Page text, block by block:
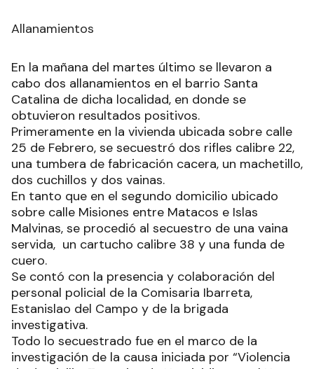
Allanamientos
En la mañana del martes último se llevaron a
cabo dos allanamientos en el barrio Santa
Catalina de dicha localidad, en donde se
obtuvieron resultados positivos.
Primeramente en la vivienda ubicada sobre calle
25 de Febrero, se secuestró dos rifles calibre 22,
una tumbera de fabricación cacera, un machetillo,
dos cuchillos y dos vainas.
En tanto que en el segundo domicilio ubicado
sobre calle Misiones entre Matacos e Islas
Malvinas, se procedió al secuestro de una vaina
servida, un cartucho calibre 38 y una funda de
cuero.
Se contó con la presencia y colaboración del
personal policial de la Comisaria Ibarreta,
Estanislao del Campo y de la brigada
investigativa.
Todo lo secuestrado fue en el marco de la
investigación de la causa iniciada por “Violencia